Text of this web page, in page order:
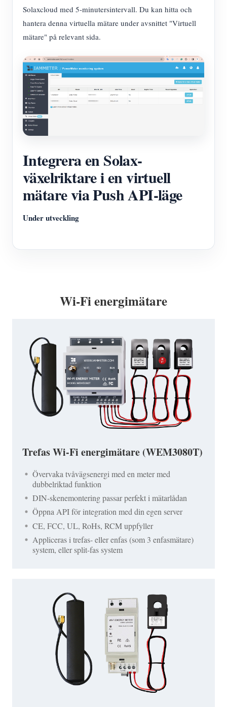
Solaxcloud med 5-minutersintervall. Du kan hitta och
hantera denna virtuella mätare under avsnittet "Virtuell
mätare" på relevant sida.
Integrera en Solax-
växelriktare i en virtuell
mätare via Push API-läge
Under utveckling
Wi-Fi energimätare
Trefas Wi-Fi energimätare (WEM3080T)
Övervaka tvåvägsenergi med en meter med
dubbelriktad funktion
DIN-skenemontering passar perfekt i mätarlådan
Öppna API för integration med din egen server
CE, FCC, UL, RoHs, RCM uppfyller
Appliceras i trefas- eller enfas (som 3 enfasmätare)
system, eller split-fas system